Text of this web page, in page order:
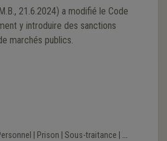
21.6.2024) a modifié le Code
y introduire des sanctions
marchés publics.
Prison Sous-traitance ...